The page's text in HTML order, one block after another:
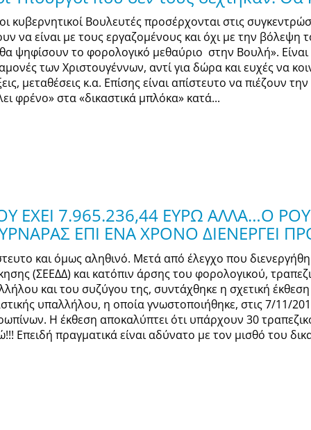
κυβερνητικοί Βουλευτές προσέρχονται στις
να είναι με τους εργαζομένους και όχι με την
ψηφίσουν το φορολογικό μεθαύριο στην Βουλή».
των Χριστουγέννων, αντί για δώρα και ευχές να
μεταθέσεις κ.α. Επίσης είναι απίστευτο να πιέζουν
φρένο» στα «δικαστικά μπλόκα» κατά...
ΕΧΕΙ 7.965.236,44 ΕΥΡΩ ΑΛΛΑ…Ο
ΕΠΙ ΕΝΑ ΧΡΟΝΟ ΔΙΕΝΕΡΓΕΙ
και όμως αληθινό. Μετά από έλεγχο που
(ΣΕΕΔΔ) και κατόπιν άρσης του φορολογικού,
και του συζύγου της, συντάχθηκε η σχετική
υπαλλήλου, η οποία γνωστοποιήθηκε, στις 7/11/
Η έκθεση αποκαλύπτει ότι υπάρχουν 30
Επειδή πραγματικά είναι αδύνατο με τον μισθό του